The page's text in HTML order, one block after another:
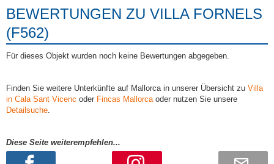
BEWERTUNGEN ZU VILLA FORNELS
(F562)
Für dieses Objekt wurden noch keine Bewertungen abgegeben.
Finden Sie weitere Unterkünfte auf Mallorca in unserer Übersicht zu Villa
in Cala Sant Vicenc oder Fincas Mallorcaoder nutzen Sie unsere
Detailsuche.
Diese Seite weiterempfehlen...